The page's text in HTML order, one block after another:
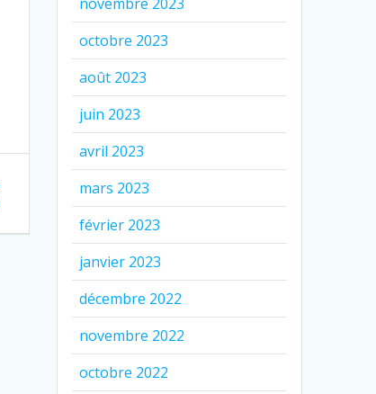
octobre 2023
août 2023
juin 2023
avril 2023
mars 2023
février 2023
janvier 2023
décembre 2022
novembre 2022
octobre 2022